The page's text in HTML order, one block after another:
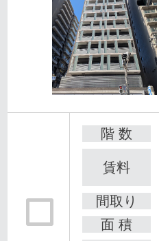
階 数
賃料
間取り
面 積